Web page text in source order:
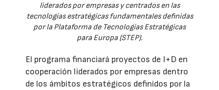
liderados por empresas y centrados en las
tecnologías estratégicas fundamentales definidas
por la Plataforma de Tecnologías Estratégicas
para Europa (STEP).
El programa financiará proyectos de I+D en
cooperación liderados por empresas dentro
de los ámbitos estratégicos definidos por la